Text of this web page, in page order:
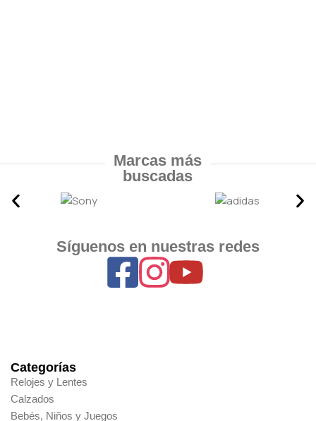
Marcas más
buscadas
Síguenos en nuestras redes
Categorías
Relojes y Lentes
Calzados
Bebés, Niños y Juegos